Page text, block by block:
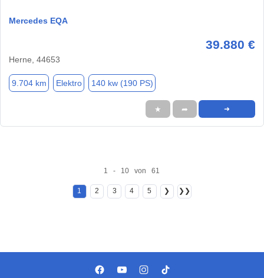
Mercedes EQA
39.880 €
Herne, 44653
9.704 km Elektro 140 kw (190 PS)
★ ➦ ➜
1 - 10 von 61
1 2 3 4 5 ❯ ❯❯